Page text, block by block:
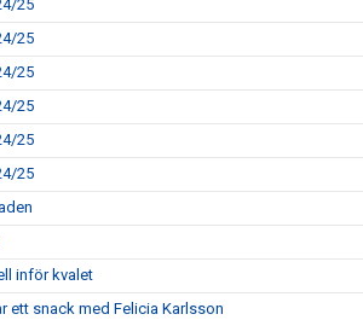
25
25
25
25
25
25
inför kvalet
ett snack med Felicia Karlsson